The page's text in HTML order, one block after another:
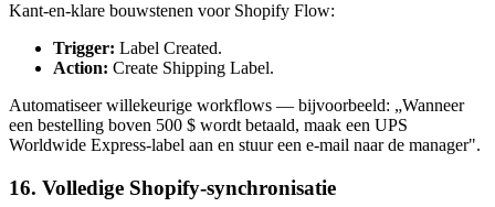
Kant-en-klare bouwstenen voor Shopify Flow:
Trigger: Label Created.
Action: Create Shipping Label.
Automatiseer willekeurige workflows — bijvoorbeeld: „Wanneer
een bestelling boven 500 $ wordt betaald, maak een UPS
Worldwide Express-label aan en stuur een e-mail naar de manager".
16. Volledige Shopify-synchronisatie